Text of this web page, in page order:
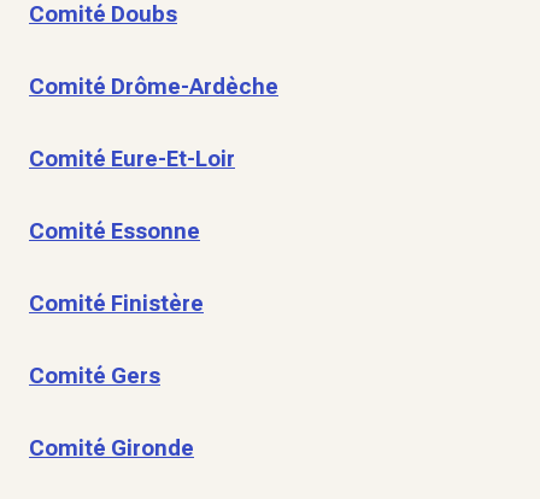
Comité Doubs
Comité Drôme-Ardèche
Comité Eure-Et-Loir
Comité Essonne
Comité Finistère
Comité Gers
Comité Gironde